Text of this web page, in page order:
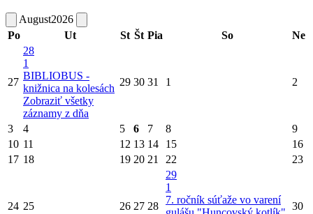
August2026
Po
Ut St Št Pia So Ne
27
28
1
BIBLIOBUS -
knižnica na kolesách
Zobraziť všetky
záznamy z dňa
29 30 31 1 2
3 4 5 6 7 8
9
10 11 12 13 14 15
16
17 18 19 20 21 22 23
24 25 26 27 28
29
1
7. ročník súťaže vo varení
30